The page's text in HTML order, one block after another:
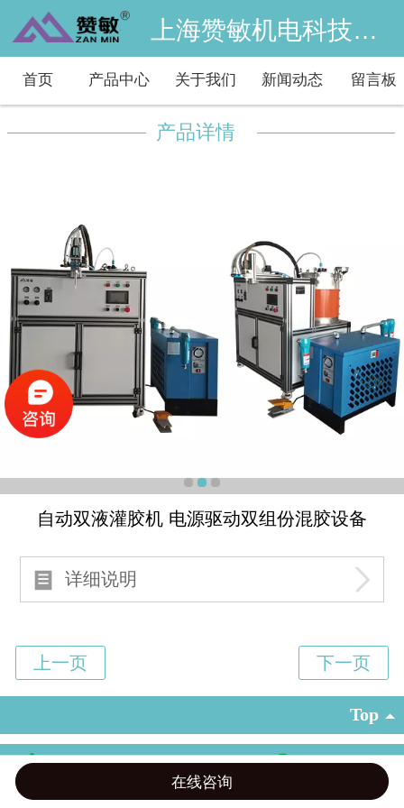
上海赞敏机电科技有限公司
首页 产品中心 关于我们 新闻动态 留言板
产品详情
自动双液灌胶机 电源驱动双组份混胶设备
详细说明
Top
18817482129 15618965299 18721183257
上海赞敏机电科技 版权所有
沪ICP备14053847号-2 | 电脑版
电话咨询 微信客服 在线留言 在线地图 信息咨询
在线咨询